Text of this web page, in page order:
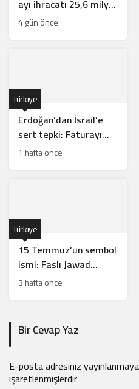
ayı ihracatı 25,6 milyar
dolarla rekor kırdı
4 gün önce
Erdoğan’dan İsrail’e
sert tepki: Faturayı
tüm bölge ödüyor
Türkiye
1 hafta önce
15 Temmuz’un sembol
ismi: Faslı Jawad
Merroun’un hikayesi
Türkiye
3 hafta önce
Bir Cevap Yaz
E-posta adresiniz
işaretlenmişlerdir